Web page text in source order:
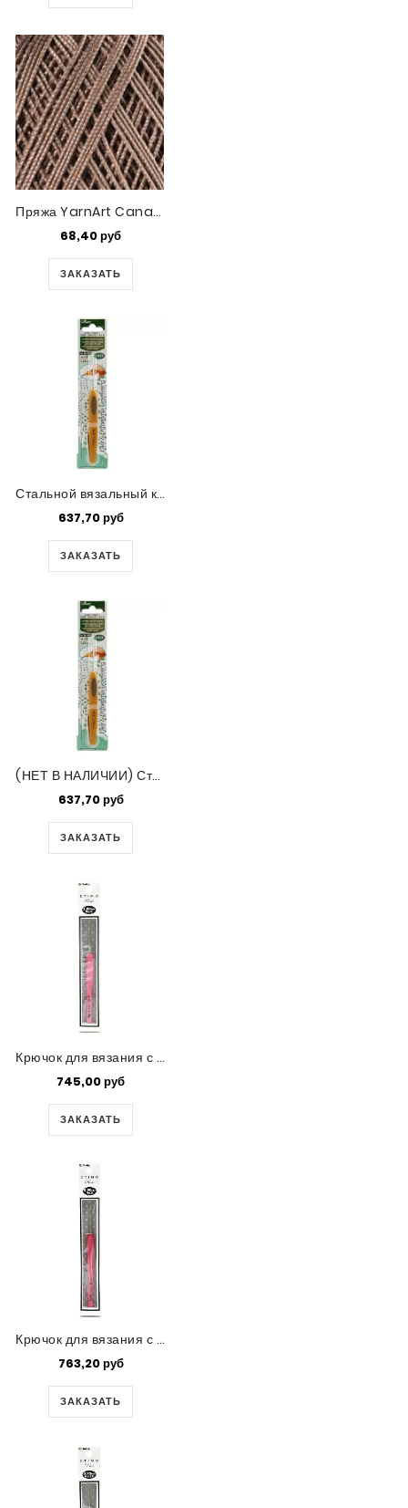
Пряжа YarnArt Canarias (0015)
68,40 руб
ЗАКАЗАТЬ
Стальной вязальный крючок Soft Touch Clover (1,5)
637,70 руб
ЗАКАЗАТЬ
(НЕТ В НАЛИЧИИ) Стальной вязальный крючок Soft Touch Clover (1,5)
637,70 руб
ЗАКАЗАТЬ
Крючок для вязания с ручкой Tulip 'ETIMO Rose' (1,0)
745,00 руб
ЗАКАЗАТЬ
Крючок для вязания с ручкой Tulip 'ETIMO Rose' (0,9)
763,20 руб
ЗАКАЗАТЬ